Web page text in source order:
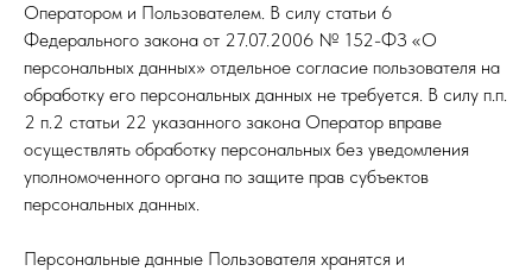
Оператором и Пользователем. В силу статьи 6
Федерального закона от 27.07.2006 № 152-ФЗ «О
персональных данных» отдельное согласие пользователя на
обработку его персональных данных не требуется. В силу п.п.
2 п.2 статьи 22 указанного закона Оператор вправе
осуществлять обработку персональных без уведомления
уполномоченного органа по защите прав субъектов
персональных данных.
Персональные данные Пользователя хранятся и